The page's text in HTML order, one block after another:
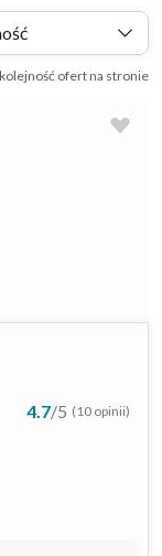
kolejność ofert na stronie
4.7/5 (10 opinii)